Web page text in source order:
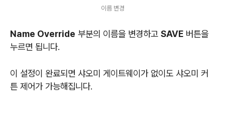
이름 변경
Name Override 부분의 이름을 변경하고 SAVE 버튼을
누르면 됩니다.
이 설정이 완료되면 샤오미 게이트웨이가 없이도 샤오미 커
튼 제어가 가능해집니다.